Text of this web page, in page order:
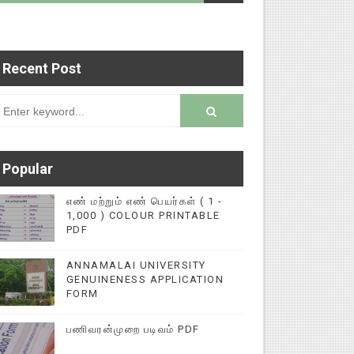
மின்னல் கல்விச் செய்தி இணையதளத்தில்
Recent Post
Popular
எண் மற்றும் எண் பெயர்கள் ( 1 -
1,000 ) COLOUR PRINTABLE
PDF
ANNAMALAI UNIVERSITY
GENUINENESS APPLICATION
FORM
பணிவரன்முறை படிவம் PDF